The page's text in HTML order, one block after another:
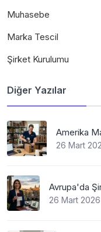
Muhasebe
Marka Tescil
Şirket Kurulumu
Diğer Yazılar
26 Mart
26 Mart 2026